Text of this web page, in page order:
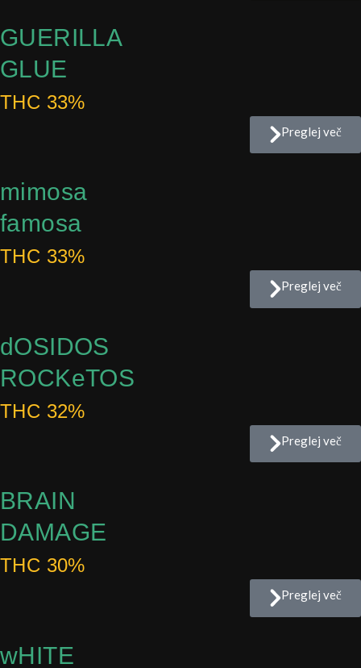
GUERILLA
GLUE
THC 33%
Preglej več
mimosa
famosa
THC 33%
Preglej več
dOSIDOS
ROCKeTOS
THC 32%
Preglej več
BRAIN
DAMAGE
THC 30%
Preglej več
wHITE